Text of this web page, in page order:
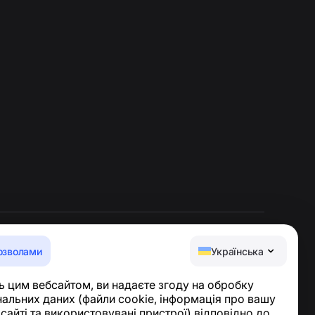
Українська
цим вебсайтом, ви надаєте згоду на обробку
даних (файли cookie, інформація про вашу
Новини та статті
Про проєкт